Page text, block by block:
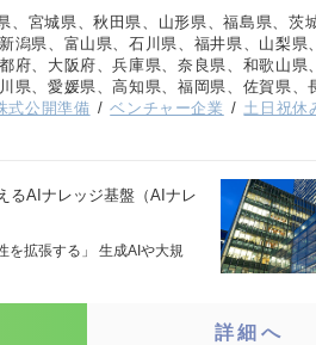
、宮城県、秋田県、山形県、福島県、茨
潟県、富山県、石川県、福井県、山梨県
府、大阪府、兵庫県、奈良県、和歌山県
、愛媛県、高知県、福岡県、佐賀県、
式公開準備 ベンチャー企業 土日祝休
るAIナレッジ基盤（AIナレ
を拡張する」 生成AIや大規
詳細へ